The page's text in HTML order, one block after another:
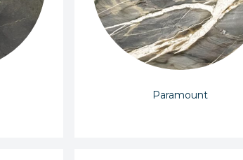
Paramount